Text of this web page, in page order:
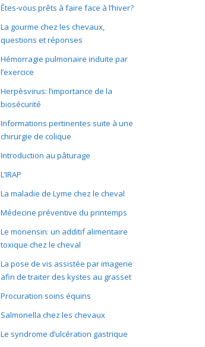
Êtes-vous prêts à faire face à l’hiver?
La gourme chez les chevaux,
questions et réponses
Hémorragie pulmonaire induite par
l’exercice
Herpèsvirus: l’importance de la
biosécurité
Informations pertinentes suite à une
chirurgie de colique
Introduction au pâturage
L’IRAP
La maladie de Lyme chez le cheval
Médecine préventive du printemps
Le monensin: un additif alimentaire
toxique chez le cheval
La pose de vis assistée par imagerie
afin de traiter des kystes au grasset
Procuration soins équins
Salmonella chez les chevaux
Le syndrome d’ulcération gastrique